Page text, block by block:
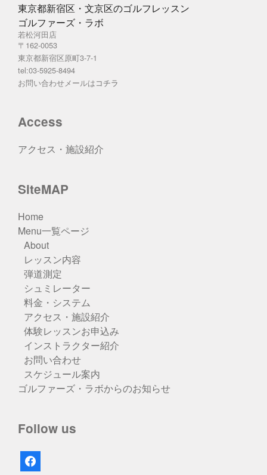
東京都新宿区・文京区のゴルフレッスン
ゴルファーズ・ラボ
若松河田店
〒162-0053
東京都新宿区原町3-7-1
tel:03-5925-8494
お問い合わせメールはコチラ
Access
アクセス・施設紹介
SiteMAP
Home
Menu一覧ページ
About
レッスン内容
弾道測定
シュミレーター
料金・システム
アクセス・施設紹介
体験レッスンお申込み
インストラクター紹介
お問い合わせ
スケジュール案内
ゴルファーズ・ラボからのお知らせ
Follow us
facebook